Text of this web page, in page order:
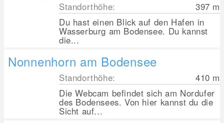
Standorthöhe: 397 m
Du hast einen Blick auf den Hafen in
Wasserburg am Bodensee. Du kannst
die...
Nonnenhorn am Bodensee
Standorthöhe: 410 m
Die Webcam befindet sich am Nordufer
des Bodensees. Von hier kannst du die
Sicht auf...